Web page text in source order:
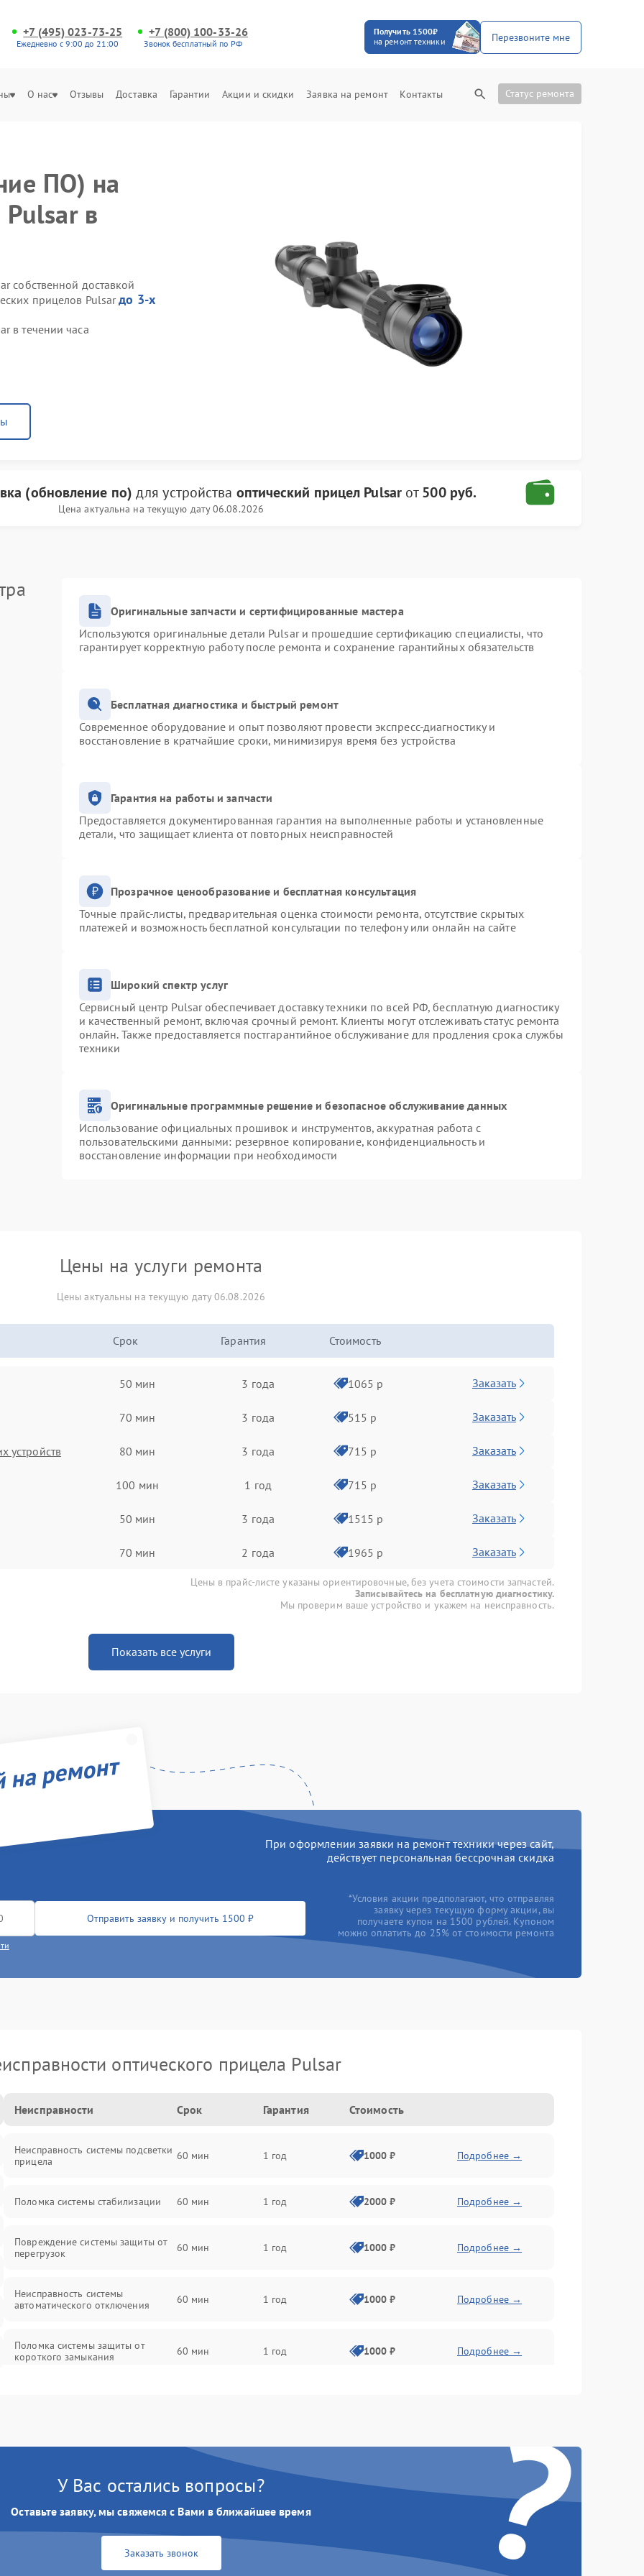
+7 (495) 023-73-25
Ежедневно с 9:00 до 21:00
+7 (800) 100-33-26
Звонок бесплатный по РФ
Получить 1500₽
на ремонт техники
Перезвоните мне
О нас Отзывы Доставка Гарантии Акции и скидки Заявка на ремонт Контакты Статус ремонта
ПО) на
в
собственной доставкой
прицелов Pulsarдо 3-х
в течении часа
(обновление по) для устройства оптический прицел Pulsarот500 руб.
Цена актуальна на текущую дату 06.08.2026
Оригинальные запчасти и сертифицированные мастера
Используются оригинальные детали Pulsar и прошедшие сертификацию специалисты, что
гарантирует корректную работу после ремонта и сохранение гарантийных обязательств
Бесплатная диагностика и быстрый ремонт
Современное оборудование и опыт позволяют провести экспресс-диагностику и
восстановление в кратчайшие сроки, минимизируя время без устройства
Гарантия на работы и запчасти
Предоставляется документированная гарантия на выполненные работы и установленные
детали, что защищает клиента от повторных неисправностей
Прозрачное ценообразование и бесплатная консультация
Точные прайс-листы, предварительная оценка стоимости ремонта, отсутствие скрытых
платежей и возможность бесплатной консультации по телефону или онлайн на сайте
Широкий спектр услуг
Сервисный центр Pulsar обеспечивает доставку техники по всей РФ, бесплатную диагностику
и качественный ремонт, включая срочный ремонт. Клиенты могут отслеживать статус ремонта
онлайн. Также предоставляется постгарантийное обслуживание для продления срока службы
техники
Оригинальные программные решение и безопасное обслуживание данных
Использование официальных прошивок и инструментов, аккуратная работа с
пользовательскими данными: резервное копирование, конфиденциальность и
восстановление информации при необходимости
Цены на услуги ремонта
Цены актуальны на текущую дату 06.08.2026
Срок Гарантия Стоимость
50 мин 3 года 1065 р Заказать
70 мин 3 года 515 р Заказать
устройств 80 мин 3 года 715 р Заказать
100 мин 1 год 715 р Заказать
50 мин 3 года 1515 р Заказать
70 мин 2 года 1965 р Заказать
Цены в прайс-листе указаны ориентировочные, без учета стоимости запчастей.
Записывайтесь на бесплатную диагностику.
Мы проверим ваше устройство и укажем на неисправность.
Показать все услуги
ремонт
При оформлении заявки на ремонт техники через сайт,
действует персональная бессрочная скидка
Отправить заявку и получить 1500 ₽
*Условия акции предполагают, что отправляя
заявку через текущую форму акции, вы
получаете купон на 1500 рублей. Купоном
можно оплатить до 25% от стоимости ремонта
оптического прицела Pulsar
Неисправности Срок Гарантия Стоимость
Неисправность системы подсветки
прицела
60 мин 1 год 1000 ₽ Подробнее →
Поломка системы стабилизации 60 мин 1 год 2000 ₽ Подробнее →
Повреждение системы защиты от
перегрузок
60 мин 1 год 1000 ₽ Подробнее →
Неисправность системы
автоматического отключения
60 мин 1 год 1000 ₽ Подробнее →
Поломка системы защиты от
короткого замыкания
60 мин 1 год 1000 ₽ Подробнее →
Неисправность системы защиты от
60 мин Подробнее →
замыкания
60 мин Подробнее →
Неисправность системы защиты от 60 мин 1000 ₽ Подробнее →
?
У Вас остались вопросы?
Оставьте заявку, мы свяжемся с Вами в ближайшее время
Заказать звонок